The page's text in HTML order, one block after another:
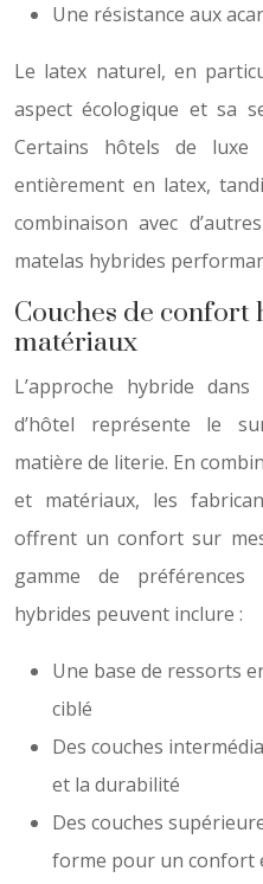
Une résistance aux
Le latex naturel, en
aspect écologique et sa
Certains hôtels de
entièrement en latex,
combinaison avec
matelas hybrides
Couches de
matériaux
L’approche hybride
d’hôtel représente le
matière de literie. En
et matériaux, les
offrent un confort sur
gamme de préférences
hybrides peuvent inclure :
Une base de ressorts
ciblé
Des couches
et la durabilité
Des couches
forme pour un confort